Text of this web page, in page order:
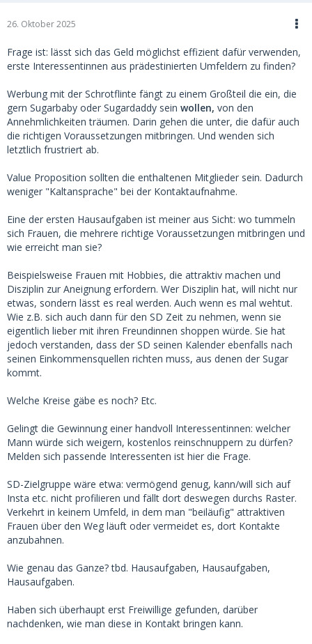
26. Oktober 2025
Frage ist: lässt sich das Geld möglichst effizient dafür verwenden,
erste Interessentinnen aus prädestinierten Umfeldern zu finden?
Werbung mit der Schrotflinte fängt zu einem Großteil die ein, die
gern Sugarbaby oder Sugardaddy sein wollen, von den
Annehmlichkeiten träumen. Darin gehen die unter, die dafür auch
die richtigen Voraussetzungen mitbringen. Und wenden sich
letztlich frustriert ab.
Value Proposition sollten die enthaltenen Mitglieder sein. Dadurch
weniger "Kaltansprache" bei der Kontaktaufnahme.
Eine der ersten Hausaufgaben ist meiner aus Sicht: wo tummeln
sich Frauen, die mehrere richtige Voraussetzungen mitbringen und
wie erreicht man sie?
Beispielsweise Frauen mit Hobbies, die attraktiv machen und
Disziplin zur Aneignung erfordern. Wer Disziplin hat, will nicht nur
etwas, sondern lässt es real werden. Auch wenn es mal wehtut.
Wie z.B. sich auch dann für den SD Zeit zu nehmen, wenn sie
eigentlich lieber mit ihren Freundinnen shoppen würde. Sie hat
jedoch verstanden, dass der SD seinen Kalender ebenfalls nach
seinen Einkommensquellen richten muss, aus denen der Sugar
kommt.
Welche Kreise gäbe es noch? Etc.
Gelingt die Gewinnung einer handvoll Interessentinnen: welcher
Mann würde sich weigern, kostenlos reinschnuppern zu dürfen?
Melden sich passende Interessenten ist hier die Frage.
SD-Zielgruppe wäre etwa: vermögend genug, kann/will sich auf
Insta etc. nicht profilieren und fällt dort deswegen durchs Raster.
Verkehrt in keinem Umfeld, in dem man "beiläufig" attraktiven
Frauen über den Weg läuft oder vermeidet es, dort Kontakte
anzubahnen.
Wie genau das Ganze? tbd. Hausaufgaben, Hausaufgaben,
Hausaufgaben.
Haben sich überhaupt erst Freiwillige gefunden, darüber
nachdenken, wie man diese in Kontakt bringen kann.